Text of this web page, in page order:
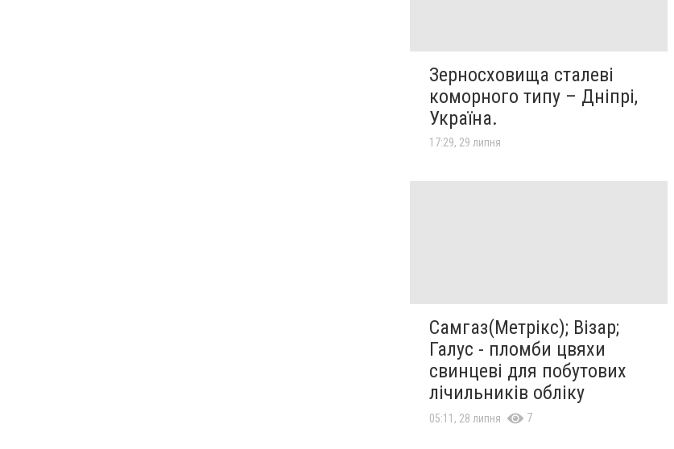
Зерносховища сталеві
коморного типу – Дніпрі,
Україна.
17:29, 29 липня
Самгаз(Метрікс); Візар;
Галус - пломби цвяхи
свинцеві для побутових
лічильників обліку
05:11, 28 липня 7